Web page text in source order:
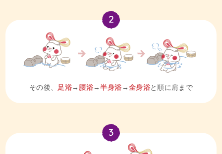
その後、 足浴→ 腰浴→半身浴→全身浴と順に肩まで